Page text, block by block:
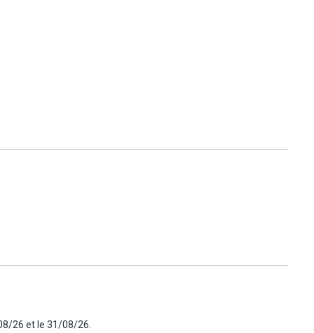
être titulaire du permis de conduire depuis plus de 2 ans
26 et le 31/08/26.